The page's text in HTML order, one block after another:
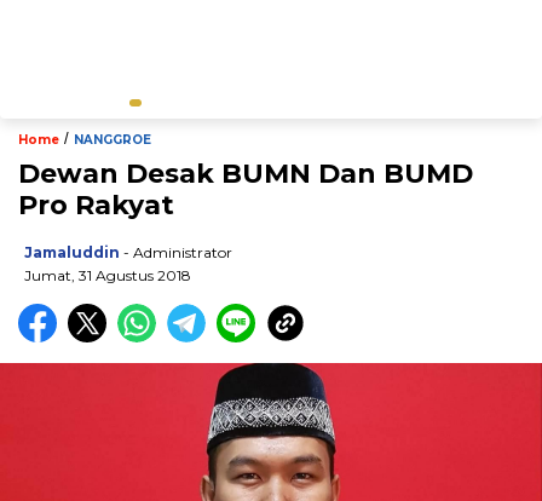
Home / NANGGROE
Dewan Desak BUMN Dan BUMD
Pro Rakyat
Jamaluddin - Administrator
Jumat, 31 Agustus 2018